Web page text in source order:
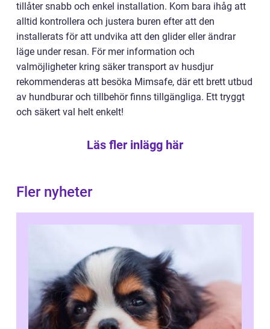
tillåter snabb och enkel installation. Kom bara ihåg att
alltid kontrollera och justera buren efter att den
installerats för att undvika att den glider eller ändrar
läge under resan. För mer information och
valmöjligheter kring säker transport av husdjur
rekommenderas att besöka Mimsafe, där ett brett utbud
av hundburar och tillbehör finns tillgängliga. Ett tryggt
och säkert val helt enkelt!
Läs fler inlägg här
Fler nyheter